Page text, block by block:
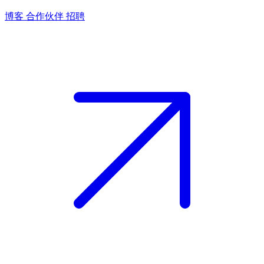
博客 合作伙伴 招聘